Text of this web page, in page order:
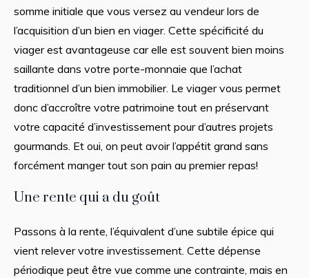
somme initiale que vous versez au vendeur lors de
l’acquisition d’un bien en viager. Cette spécificité du
viager est avantageuse car elle est souvent bien moins
saillante dans votre porte-monnaie que l’achat
traditionnel d’un bien immobilier. Le viager vous permet
donc d’accroître votre patrimoine tout en préservant
votre capacité d’investissement pour d’autres projets
gourmands. Et oui, on peut avoir l’appétit grand sans
forcément manger tout son pain au premier repas!
Une rente qui a du goût
Passons à la rente, l’équivalent d’une subtile épice qui
vient relever votre investissement. Cette dépense
périodique peut être vue comme une contrainte, mais en